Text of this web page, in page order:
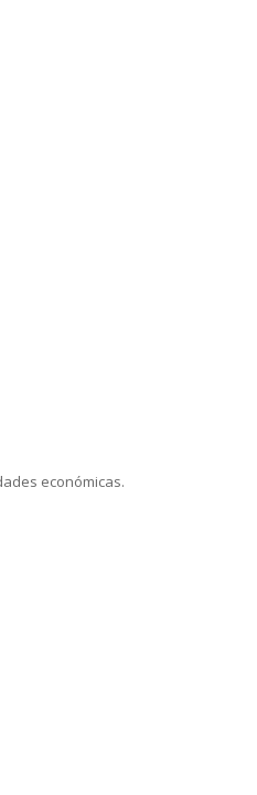
económicas.